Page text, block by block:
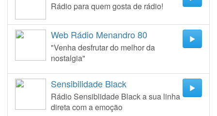
Rádio para quem gosta de rádio!
Web Rádio Menandro 80
"Venha desfrutar do melhor da
nostalgia"
Sensibilidade Black
Rádio Sensiblidade Black a sua linha
direta com a emoção